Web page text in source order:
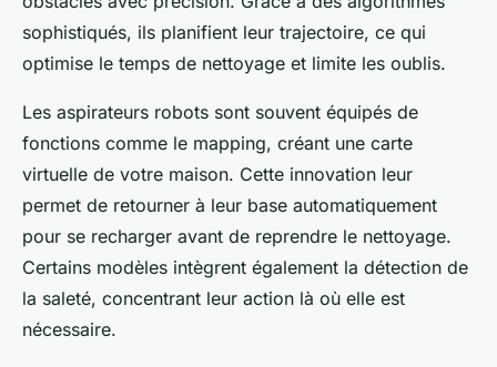
sophistiqués, ils planifient leur trajectoire, ce qui
optimise le temps de nettoyage et limite les oublis.
Les aspirateurs robots sont souvent équipés de
fonctions comme le mapping, créant une carte
virtuelle de votre maison. Cette innovation leur
permet de retourner à leur base automatiquement
pour se recharger avant de reprendre le nettoyage.
Certains modèles intègrent également la détection de
la saleté, concentrant leur action là où elle est
nécessaire.